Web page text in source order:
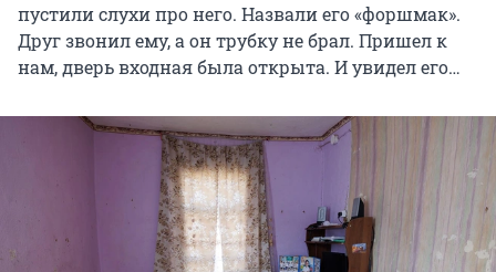
пустили слухи про него. Назвали его «форшмак».
Друг звонил ему, а он трубку не брал. Пришел к
нам, дверь входная была открыта. И увидел его…